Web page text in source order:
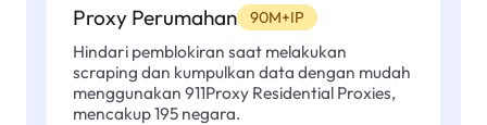
Proxy Perumahan 90M+IP
Hindari pemblokiran saat melakukan
scraping dan kumpulkan data dengan mudah
menggunakan 911Proxy Residential Proxies,
mencakup 195 negara.